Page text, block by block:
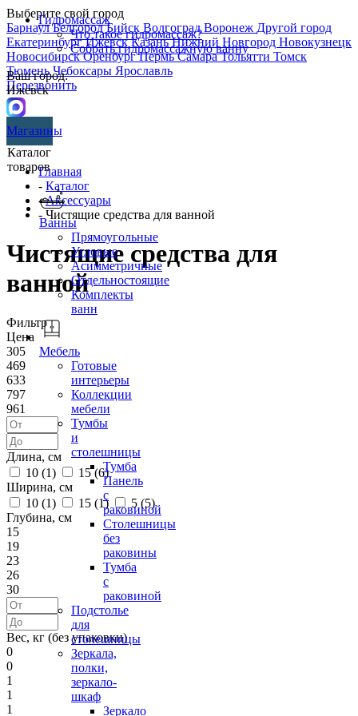
Выберите свой город
БарнаулБелгородБийск ВолгоградВоронеж Другой город
ЕкатеринбургИжевскКазаньНижний Новгород Новокузнецк
НовосибирскОренбургПермьСамараТольятти Томск
ТюменьЧебоксары Ярославль
Перезвонить
Гидромассаж
Что такое гидромассаж?
Собрать гидромассажную ванну
Ваш город:
Ижевск
Магазины
Каталог
товаров
Ванны
Прямоугольные
Угловые
Асимметричные
Отдельностоящие
Комплекты
ванн
Мебель
Готовые
интерьеры
Коллекции
мебели
Тумбы
и
столешницы
Тумба
Панель
с
раковиной
Столешницы
без
раковины
Тумба
с
раковиной
Подстолье
для
столешницы
Зеркала,
полки,
зеркало-
шкаф
Зеркало
Главная
- Каталог
-Аксессуары
- Чистящие средства для ванной
Чистящие средства для
ванной
Фильтр
Цена
305
469
633
797
961
Длина, см
10 (1) 15 (6)
Ширина, см
10 (1) 15 (1) 5 (5)
Глубина, см
15
19
23
26
30
Вес, кг (без упаковки)
0
0
1
1
1